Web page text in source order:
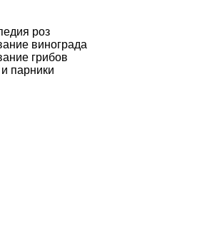
роз
винограда
грибов
парники